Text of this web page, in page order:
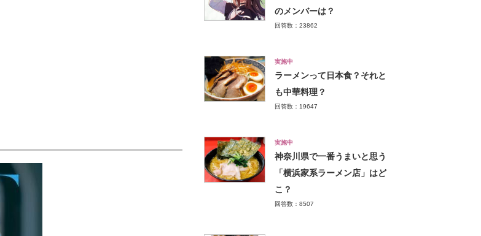
のメンバーは？
回答数：23862
実施中
ラーメンって日本食？それと
も中華料理？
回答数：19647
実施中
神奈川県で一番うまいと思う
「横浜家系ラーメン店」はど
こ？
回答数：8507